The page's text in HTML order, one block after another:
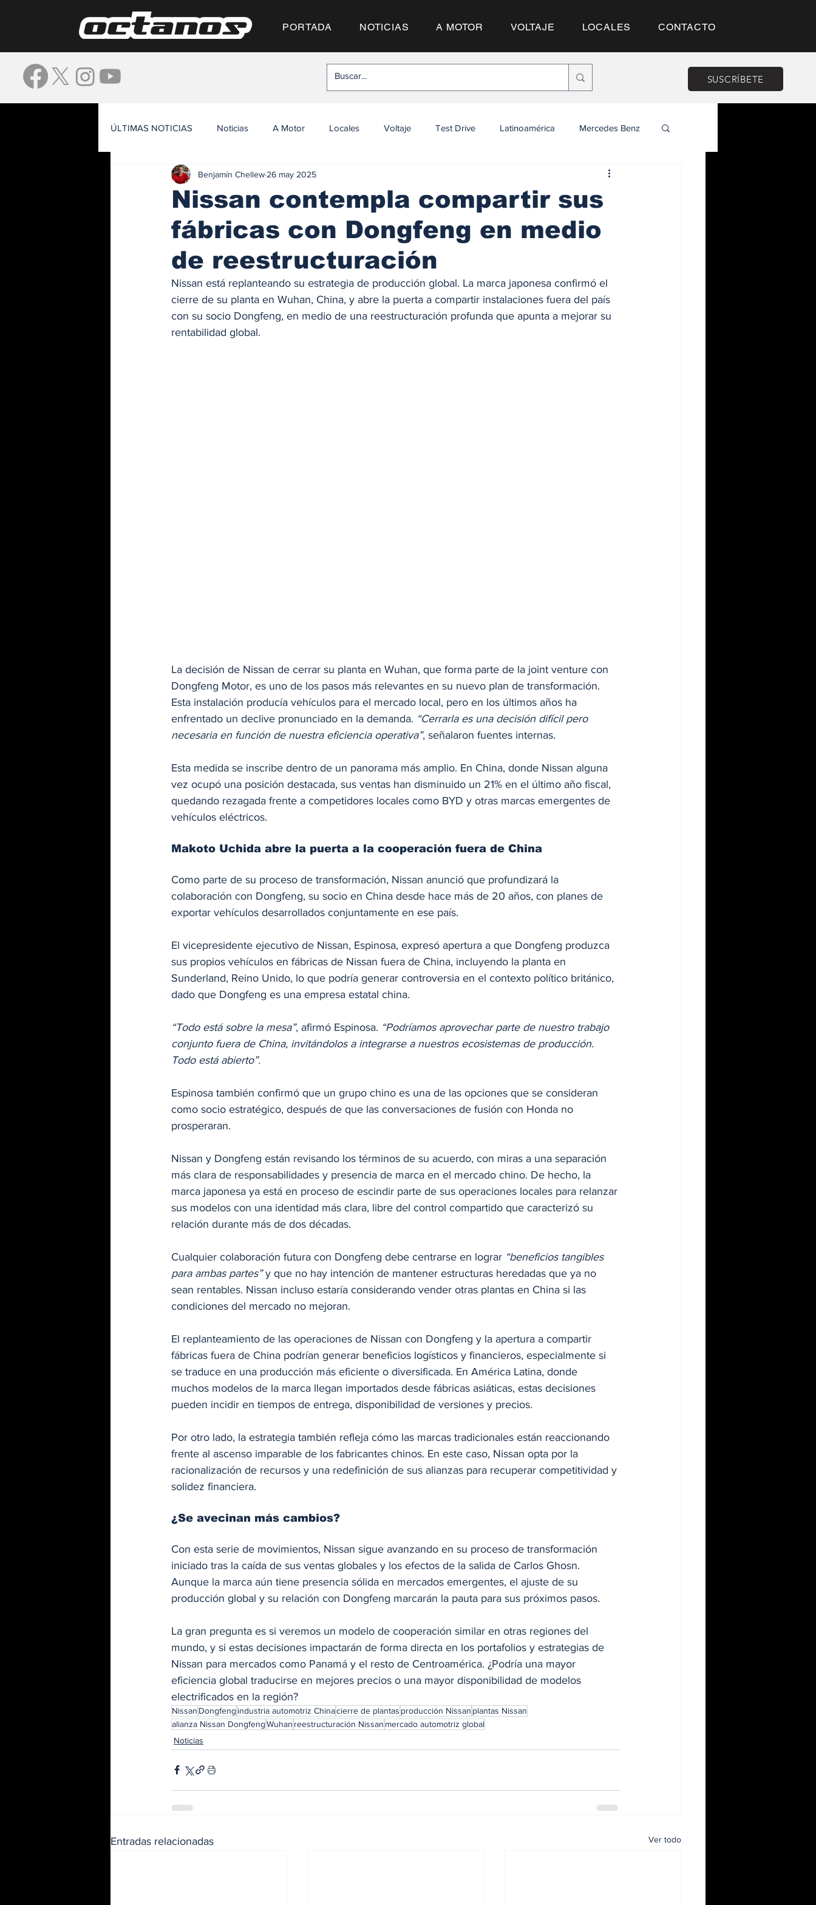
PORTADA NOTICIAS A MOTOR VOLTAJE LOCALES CONTACTO
SUSCRÍBETE
ÚLTIMAS NOTICIAS Noticias A Motor Locales Voltaje Test Drive Latinoamérica Mercedes Benz
Nissan contempla compartir sus
fábricas con Dongfeng en medio
de reestructuración
Benjamín Chellew 26 may 2025
Nissan está replanteando su estrategia de producción global. La marca japonesa confirmó el
cierre de su planta en Wuhan, China, y abre la puerta a compartir instalaciones fuera del país
con su socio Dongfeng, en medio de una reestructuración profunda que apunta a mejorar su
rentabilidad global.
La decisión de Nissan de cerrar su planta en Wuhan, que forma parte de la joint venture con
Dongfeng Motor, es uno de los pasos más relevantes en su nuevo plan de transformación.
Esta instalación producía vehículos para el mercado local, pero en los últimos años ha
enfrentado un declive pronunciado en la demanda. “Cerrarla es una decisión difícil pero
necesaria en función de nuestra eficiencia operativa”, señalaron fuentes internas.
Esta medida se inscribe dentro de un panorama más amplio. En China, donde Nissan alguna
vez ocupó una posición destacada, sus ventas han disminuido un 21% en el último año fiscal,
quedando rezagada frente a competidores locales como BYD y otras marcas emergentes de
vehículos eléctricos.
Makoto Uchida abre la puerta a la cooperación fuera de China
Como parte de su proceso de transformación, Nissan anunció que profundizará la
colaboración con Dongfeng, su socio en China desde hace más de 20 años, con planes de
exportar vehículos desarrollados conjuntamente en ese país.
El vicepresidente ejecutivo de Nissan, Espinosa, expresó apertura a que Dongfeng produzca
sus propios vehículos en fábricas de Nissan fuera de China, incluyendo la planta en
Sunderland, Reino Unido, lo que podría generar controversia en el contexto político británico,
dado que Dongfeng es una empresa estatal china.
“Todo está sobre la mesa”, afirmó Espinosa. “Podríamos aprovechar parte de nuestro trabajo
conjunto fuera de China, invitándolos a integrarse a nuestros ecosistemas de producción.
Todo está abierto”.
Espinosa también confirmó que un grupo chino es una de las opciones que se consideran
como socio estratégico, después de que las conversaciones de fusión con Honda no
prosperaran.
Nissan y Dongfeng están revisando los términos de su acuerdo, con miras a una separación
más clara de responsabilidades y presencia de marca en el mercado chino. De hecho, la
marca japonesa ya está en proceso de escindir parte de sus operaciones locales para relanzar
sus modelos con una identidad más clara, libre del control compartido que caracterizó su
relación durante más de dos décadas.
Cualquier colaboración futura con Dongfeng debe centrarse en lograr “beneficios tangibles
para ambas partes” y que no hay intención de mantener estructuras heredadas que ya no
sean rentables. Nissan incluso estaría considerando vender otras plantas en China si las
condiciones del mercado no mejoran.
El replanteamiento de las operaciones de Nissan con Dongfeng y la apertura a compartir
fábricas fuera de China podrían generar beneficios logísticos y financieros, especialmente si
se traduce en una producción más eficiente o diversificada. En América Latina, donde
muchos modelos de la marca llegan importados desde fábricas asiáticas, estas decisiones
pueden incidir en tiempos de entrega, disponibilidad de versiones y precios.
Por otro lado, la estrategia también refleja cómo las marcas tradicionales están reaccionando
frente al ascenso imparable de los fabricantes chinos. En este caso, Nissan opta por la
racionalización de recursos y una redefinición de sus alianzas para recuperar competitividad y
solidez financiera.
¿Se avecinan más cambios?
Con esta serie de movimientos, Nissan sigue avanzando en su proceso de transformación
iniciado tras la caída de sus ventas globales y los efectos de la salida de Carlos Ghosn.
Aunque la marca aún tiene presencia sólida en mercados emergentes, el ajuste de su
producción global y su relación con Dongfeng marcarán la pauta para sus próximos pasos.
La gran pregunta es si veremos un modelo de cooperación similar en otras regiones del
mundo, y si estas decisiones impactarán de forma directa en los portafolios y estrategias de
Nissan para mercados como Panamá y el resto de Centroamérica. ¿Podría una mayor
eficiencia global traducirse en mejores precios o una mayor disponibilidad de modelos
electrificados en la región?
Nissan Dongfeng industria automotriz Chinacierre de plantas producción Nissan plantas Nissan
alianza Nissan DongfengWuhan reestructuración Nissan mercado automotriz global
Noticias
Entradas relacionadas Ver todo